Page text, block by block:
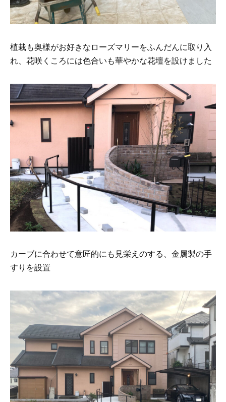
植栽も奥様がお好きなローズマリーをふんだんに取り入
れ、花咲くころには色合いも華やかな花壇を設けました
カーブに合わせて意匠的にも見栄えのする、金属製の手
すりを設置